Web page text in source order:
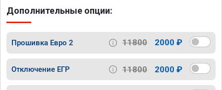
Дополнительные опции:
Прошивка Евро 2 11800 2000 ₽
Отключение ЕГР 11800 2000 ₽